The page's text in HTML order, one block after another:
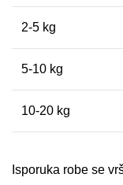
2-5 kg
5-10 kg
10-20 kg
Isporuka robe se